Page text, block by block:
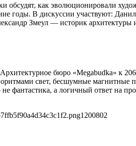
обсудят, как эволюционировали
годы. В дискуссии участвуют:
Змеул — историк архитектуры и
бюро «Мegabudka» к
свет, бесшумные магнитные
фантастика, а логичный ответ на
1200802